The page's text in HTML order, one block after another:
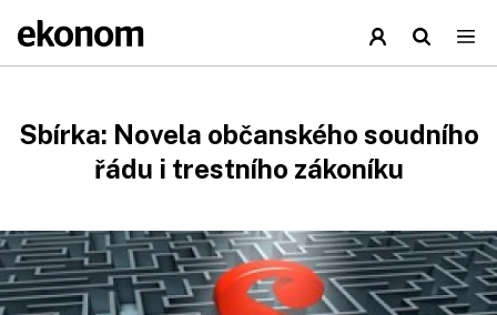
Sbírka: Novela občanského soudního
řádu i trestního zákoníku